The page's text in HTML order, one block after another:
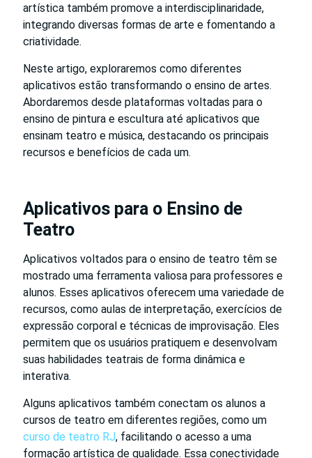
artística também promove a interdisciplinaridade,
integrando diversas formas de arte e fomentando a
criatividade.
Neste artigo, exploraremos como diferentes
aplicativos estão transformando o ensino de artes.
Abordaremos desde plataformas voltadas para o
ensino de pintura e escultura até aplicativos que
ensinam teatro e música, destacando os principais
recursos e benefícios de cada um.
Aplicativos para o Ensino de
Teatro
Aplicativos voltados para o ensino de teatro têm se
mostrado uma ferramenta valiosa para professores e
alunos. Esses aplicativos oferecem uma variedade de
recursos, como aulas de interpretação, exercícios de
expressão corporal e técnicas de improvisação. Eles
permitem que os usuários pratiquem e desenvolvam
suas habilidades teatrais de forma dinâmica e
interativa.
Alguns aplicativos também conectam os alunos a
cursos de teatro em diferentes regiões, como um
curso de teatro RJ, facilitando o acesso a uma
formação artística de qualidade. Essa conectividade